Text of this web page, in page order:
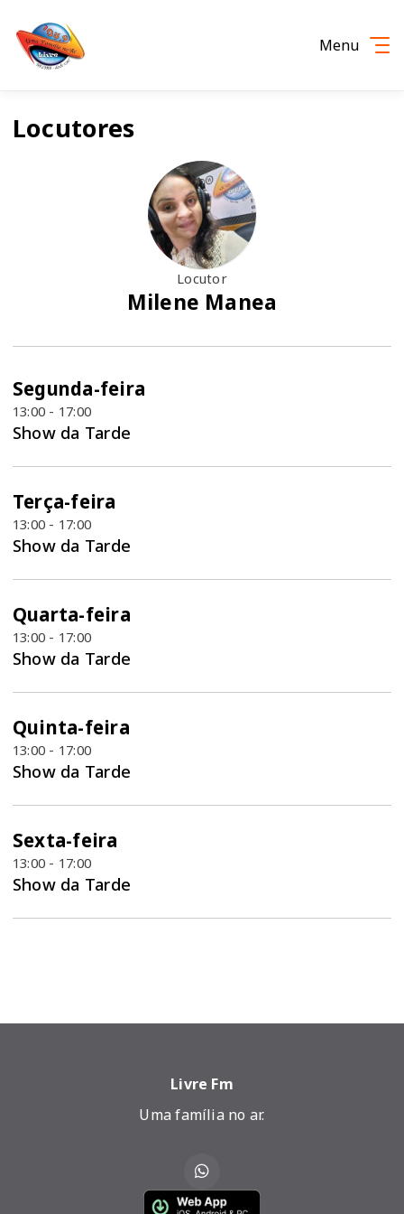
Menu
Locutores
Locutor
Milene Manea
Segunda-feira
13:00 - 17:00
Show da Tarde
Terça-feira
13:00 - 17:00
Show da Tarde
Quarta-feira
13:00 - 17:00
Show da Tarde
Quinta-feira
13:00 - 17:00
Show da Tarde
Sexta-feira
13:00 - 17:00
Show da Tarde
Livre Fm
Uma família no ar.